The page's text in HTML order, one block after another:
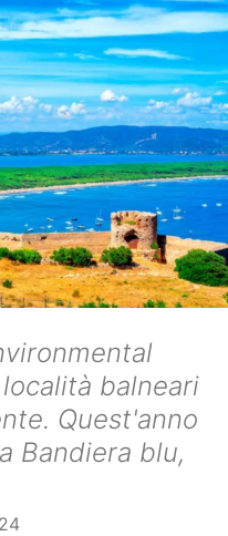
balneari
Quest'anno
Bandiera blu,